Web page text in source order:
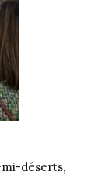
déserts,